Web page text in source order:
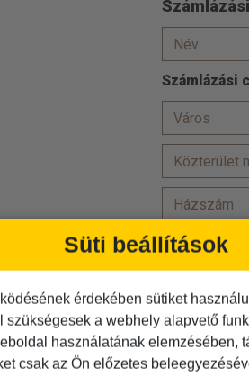
Számlázási
Törzsutas
AzÁSZF-
Az
Kérjük
Süti beállítások
érdekében sütiket
a webhely alapvető
használatának elemzésében,
csak az Ön előzetes